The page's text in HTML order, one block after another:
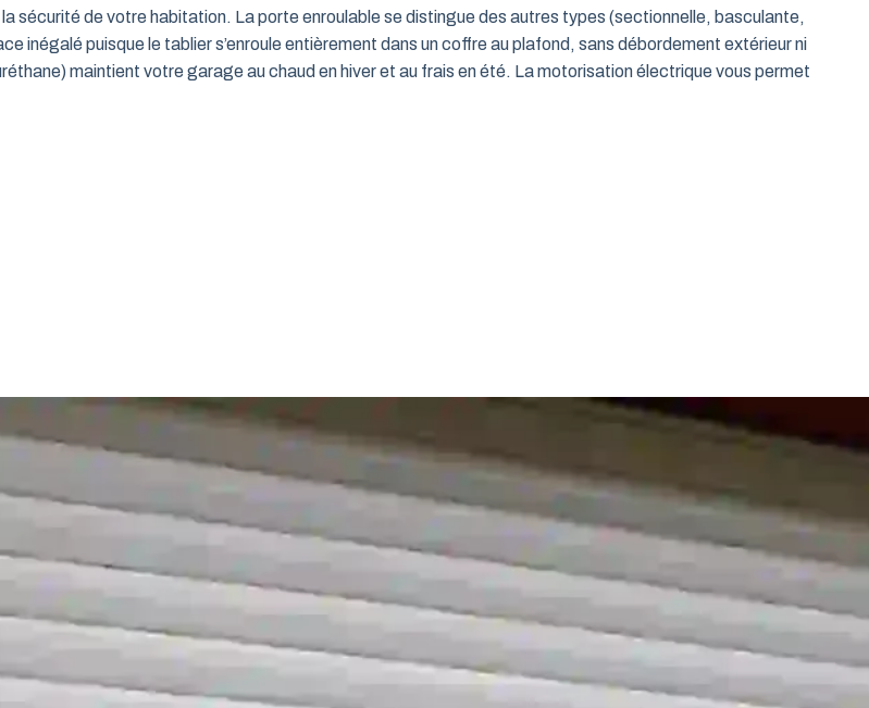
sécurité de votre habitation. La porte enroulable se distingue des autres types (sectionnelle, basculante,
inégalé puisque le tablier s’enroule entièrement dans un coffre au plafond, sans débordement extérieur ni
maintient votre garage au chaud en hiver et au frais en été. La motorisation électrique vous permet